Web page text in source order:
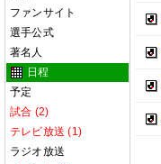
ファンサイト
選手公式
著名人
日程
予定
試合 (2)
テレビ放送 (1)
ラジオ放送